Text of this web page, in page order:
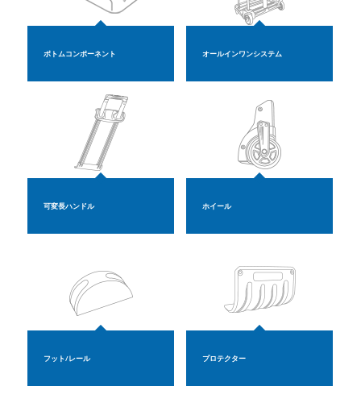
ボトムコンポーネント オールインワンシステム
可変長ハンドル ホイール
フット/レール プロテクター